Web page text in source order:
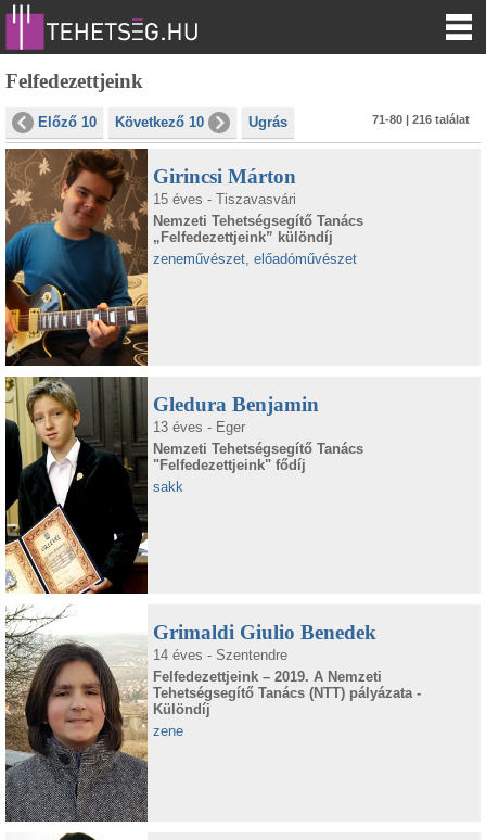
Felfedezettjeink
Előző 10 Következő 10 Ugrás 71-80 | 216 találat
Girincsi Márton
15 éves - Tiszavasvári
Nemzeti Tehetségsegítő Tanács
„Felfedezettjeink” különdíj
zeneművészet, előadóművészet
Gledura Benjamin
13 éves - Eger
Nemzeti Tehetségsegítő Tanács
"Felfedezettjeink" fődíj
sakk
Grimaldi Giulio Benedek
14 éves - Szentendre
Felfedezettjeink – 2019. A Nemzeti
Tehetségsegítő Tanács (NTT) pályázata -
Különdíj
zene